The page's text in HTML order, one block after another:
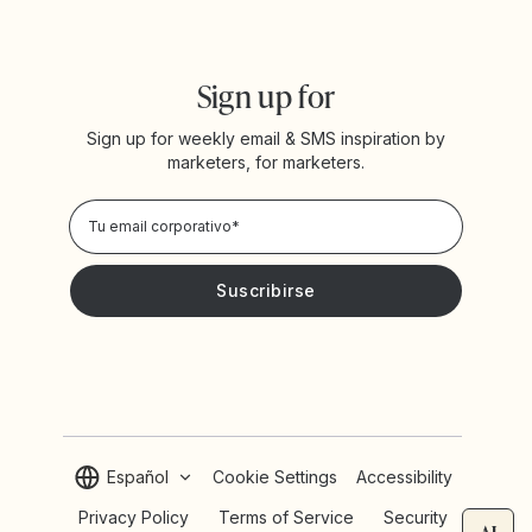
Sign up for
Sign up for weekly email & SMS inspiration by
marketers, for marketers.
Español
Terms of Service
Privacy Policy
Security
Cookie Settings Accessibility